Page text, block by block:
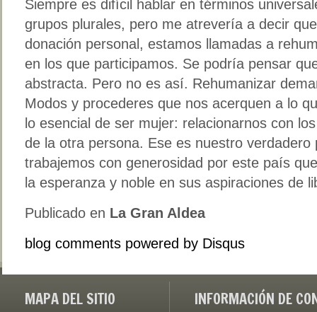
Siempre es difícil hablar en términos
grupos plurales, pero me atrevería a decir
donación personal, estamos llamadas a
en los que participamos. Se podría pensar
abstracta. Pero no es así. Rehumanizar
Modos y procederes que nos acerquen a lo
lo esencial de ser mujer: relacionarnos con
de la otra persona. Ese es nuestro verdadero
trabajemos con generosidad por este país
la esperanza y noble en sus aspiraciones de
Publicado en La Gran Aldea
blog comments powered by Disqus
MAPA DEL SITIO INFORMACIÓN DE